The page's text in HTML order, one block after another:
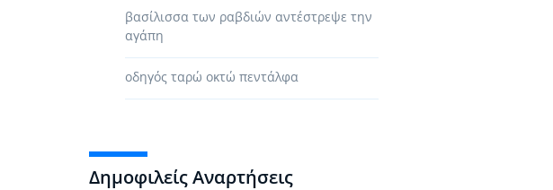
βασίλισσα των ραβδιών αντέστρεψε την
αγάπη
οδηγός ταρώ οκτώ πεντάλφα
Δημοφιλείς Αναρτήσεις